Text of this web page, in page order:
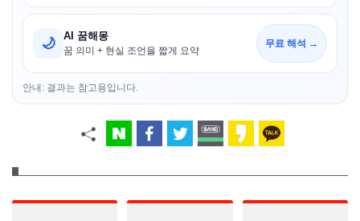
🌙 AI 꿈해몽
꿈 의미 + 현실 조언을 짧게 요약
무료 해석 →
안내: 결과는 참고용입니다.